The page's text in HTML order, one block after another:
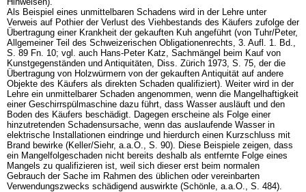
Als Beispiel eines unmittelbaren Schadens wird in der Lehre unter
Verweis auf Pothier der Verlust des Viehbestands des Käufers zufolge der
Übertragung einer Krankheit der gekauften Kuh angeführt (von Tuhr/Peter,
Allgemeiner Teil des Schweizerischen Obligationenrechts, 3. Aufl. 1. Bd.,
S. 89 Fn. 10; vgl. auch Hans-Peter Katz, Sachmängel beim Kauf von
Kunstgegenständen und Antiquitäten, Diss. Zürich 1973, S. 75, der die
Übertragung von Holzwürmern von der gekauften Antiquität auf andere
Objekte des Käufers als direkten Schaden qualifiziert). Weiter wird in der
Lehre ein unmittelbarer Schaden angenommen, wenn die Mangelhaftigkeit
einer Geschirrspülmaschine dazu führt, dass Wasser ausläuft und den
Boden des Käufers beschädigt. Dagegen erscheine als Folge einer
hinzutretenden Schadensursache, wenn das auslaufende Wasser in
elektrische Installationen eindringe und hierdurch einen Kurzschluss mit
Brand bewirke (Keller/Siehr, a.a.O., S. 90). Diese Beispiele zeigen, dass
ein Mangelfolgeschaden nicht bereits deshalb als entfernte Folge eines
Mangels zu qualifizieren ist, weil sich dieser erst beim normalen
Gebrauch der Sache im Rahmen des üblichen oder vereinbarten
Verwendungszwecks schädigend auswirkte (Schönle, a.a.O., S. 484).